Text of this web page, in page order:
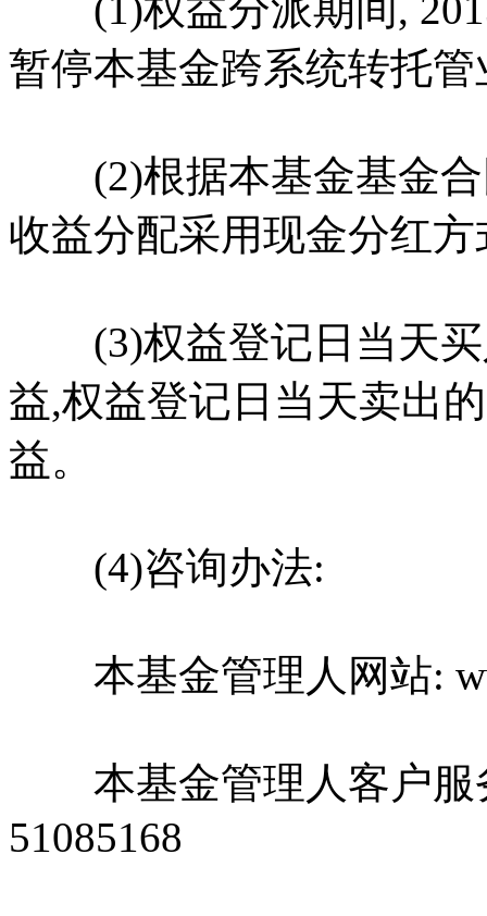
(1)权益分派期间,
暂停本基金跨系统转托管
(2)根据本基金基金合
收益分配采用现金分红方
(3)权益登记日当天买
益,权益登记日当天卖出
益。
(4)咨询办法:
本基金管理人网站:
本基金管理人客户服
51085168